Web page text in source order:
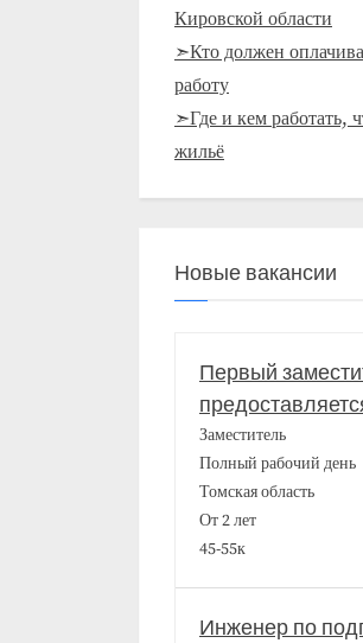
Кировской области
➣Кто должен
работу
➣Где и кем работать,
жильё
Новые вакансии
Первый
Заместитель
Полный рабочий день
Томская область
От 2 лет
45-55к
Инженер по